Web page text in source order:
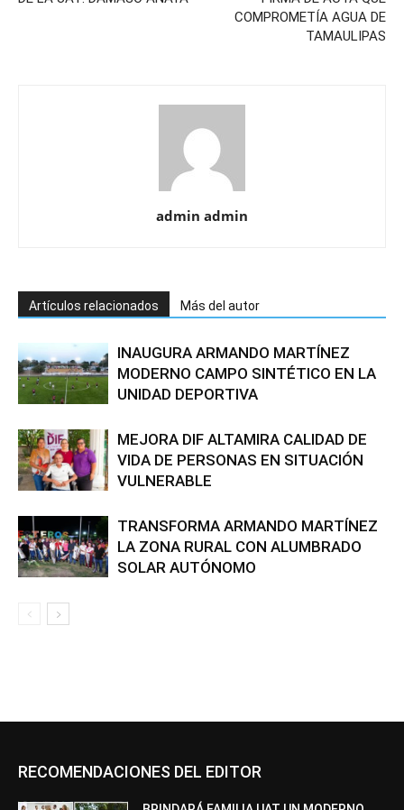
COMPROMETÍA AGUA DE
TAMAULIPAS
admin admin
Artículos relacionados Más del autor
INAUGURA ARMANDO MARTÍNEZ
MODERNO CAMPO SINTÉTICO EN LA
UNIDAD DEPORTIVA
MEJORA DIF ALTAMIRA CALIDAD DE
VIDA DE PERSONAS EN SITUACIÓN
VULNERABLE
TRANSFORMA ARMANDO MARTÍNEZ
LA ZONA RURAL CON ALUMBRADO
SOLAR AUTÓNOMO
RECOMENDACIONES DEL EDITOR